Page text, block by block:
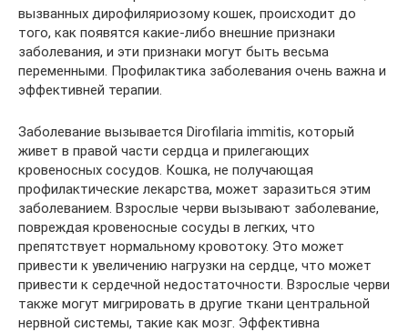
вызванных дирофиляриозому кошек, происходит до
того, как появятся какие-либо внешние признаки
заболевания, и эти признаки могут быть весьма
переменными. Профилактика заболевания очень важна и
эффективней терапии.
Заболевание вызывается Dirofilaria immitis, который
живет в правой части сердца и прилегающих
кровеносных сосудов. Кошка, не получающая
профилактические лекарства, может заразиться этим
заболеванием. Взрослые черви вызывают заболевание,
повреждая кровеносные сосуды в легких, что
препятствует нормальному кровотоку. Это может
привести к увеличению нагрузки на сердце, что может
привести к сердечной недостаточности. Взрослые черви
также могут мигрировать в другие ткани центральной
нервной системы, такие как мозг. Эффективна